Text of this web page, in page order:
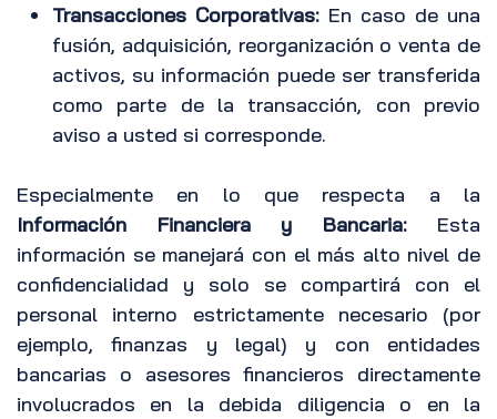
Transacciones Corporativas: En caso de una
fusión, adquisición, reorganización o venta de
activos, su información puede ser transferida
como parte de la transacción, con previo
aviso a usted si corresponde.
Especialmente en lo que respecta a la
Información Financiera y Bancaria:Esta
información se manejará con el más alto nivel de
confidencialidad y solo se compartirá con el
personal interno estrictamente necesario (por
ejemplo, finanzas y legal) y con entidades
bancarias o asesores financieros directamente
involucrados en la debida diligencia o en la